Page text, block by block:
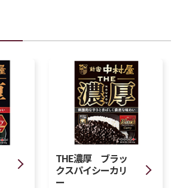
THE濃厚 ブラッ
クスパイシーカリ
ー